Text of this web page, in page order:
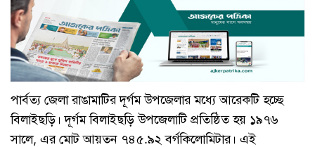
পার্বত্য জেলা রাঙামাটির দূর্গম উপজেলার মধ্যে আরেকটি হচ্ছে
বিলাইছড়ি। দূর্গম বিলাইছড়ি উপজেলাটি প্রতিষ্ঠিত হয় ১৯৭৬
সালে, এর মোট আয়তন ৭৪৫.৯২ বর্গকিলোমিটার। এই